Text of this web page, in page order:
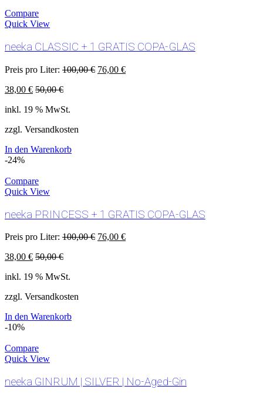
Compare
Quick View
neeka CLASSIC + 1 GRATIS COPA-GLAS
Preis pro Liter: 100,00€ 76,00 €
38,00 € 50,00€
inkl. 19 % MwSt.
zzgl. Versandkosten
In den Warenkorb
-24%
Compare
Quick View
neeka PRINCESS + 1 GRATIS COPA-GLAS
Preis pro Liter: 100,00€ 76,00 €
38,00 € 50,00€
inkl. 19 % MwSt.
zzgl. Versandkosten
In den Warenkorb
-10%
Compare
Quick View
neeka GINRUM | SILVER | No-Aged-Gin